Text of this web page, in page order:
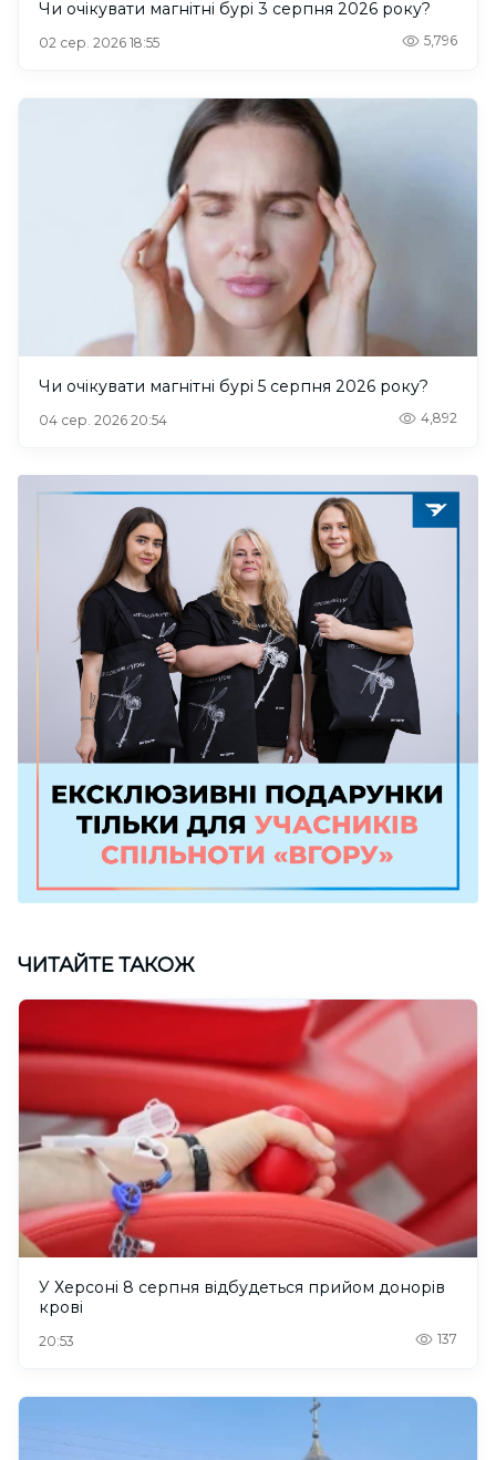
Чи очікувати магнітні бурі 3 серпня 2026 року?
02 сер. 2026 18:55 5,796
Чи очікувати магнітні бурі 5 серпня 2026 року?
04 сер. 2026 20:54 4,892
ЧИТАЙТЕ ТАКОЖ
У Херсоні 8 серпня відбудеться прийом донорів
крові
20:53 137